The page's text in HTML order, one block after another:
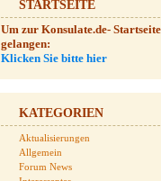
STARTSEITE
Um zur Konsulate.de-
gelangen:
Klicken Sie bitte hier
KATEGORIEN
Aktualisierungen
Allgemein
Forum News